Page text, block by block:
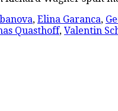
, Elina Garanca,
Quasthoff, Valentin